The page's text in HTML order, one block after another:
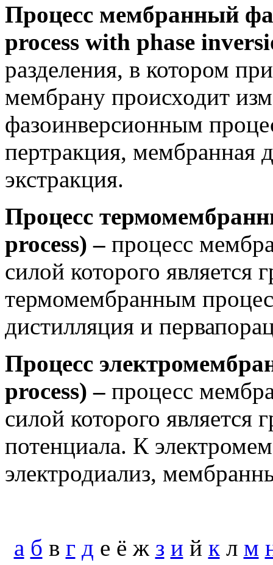
Процесс мембранный
process with phase
разделения, в котором
мембрану происходит
фазоинверсионным
пертракция, мембранная
экстракция.
Процесс
process) – процесс
силой которого является
термомембранным
дистилляция и
Процесс
process) – процесс
силой которого является
потенциала. К
электродиализ,
а б в г д е ё ж з и й к л м